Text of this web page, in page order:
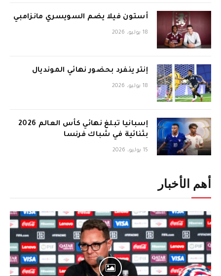
أستون فيلا يضم السويسري مانزامبي
18 يوليو، 2026
إنتر ينفرد بحضور نهائي المونديال
18 يوليو، 2026
إسبانيا تبلغ نهائي كأس العالم 2026
بثنائية في شباك فرنسا
15 يوليو، 2026
أهم الأخبار